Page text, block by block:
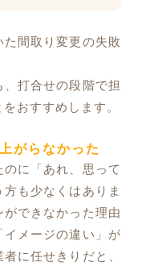
間取り変更の失敗
、打合せの段階で担
おすすめします。
がらなかった
に「あれ、思って
も少なくはありま
できなかった理由
イメージの違い」が
に任せきりだと、